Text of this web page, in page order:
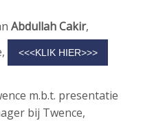
Abdullah Cakir,
<<<KLIK HIER>>>
m.b.t. presentatie
bij Twence,